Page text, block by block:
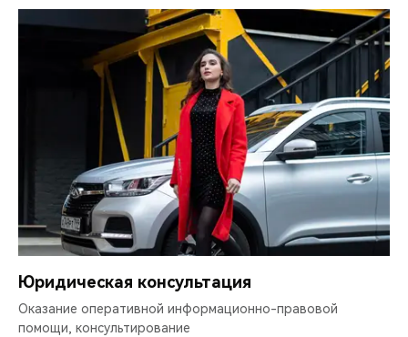
Юридическая консультация
Оказание оперативной информационно-правовой
помощи, консультирование